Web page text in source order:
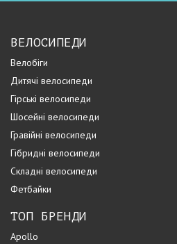
ВЕЛОСИПЕДИ
Велобіги
Дитячі велосипеди
Гірські велосипеди
Шосейні велосипеди
Гравійні велосипеди
Гібридні велосипеди
Складні велосипеди
Фетбайки
ТОП БРЕНДИ
Apollo